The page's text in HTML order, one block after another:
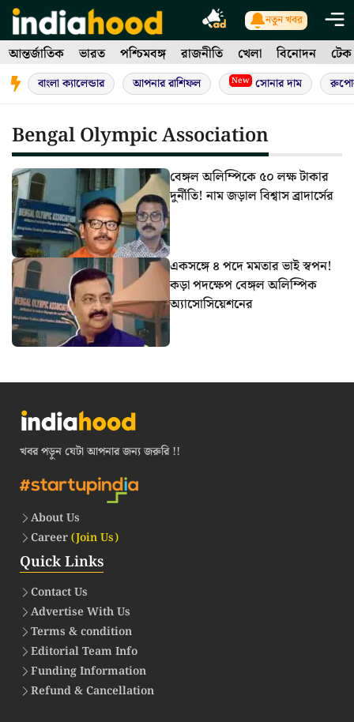
Skip
to
content
নতুন খবর
আন্তর্জাতিক ভারত পশ্চিমবঙ্গ রাজনীতি খেলা বিনোদন টেক
বাংলা ক্যালেন্ডার আপনার রাশিফল New সোনার দাম
Bengal Olympic Association
বেঙ্গল অলিম্পিকে ৫০ লক্ষ টাকার
দুর্নীতি! নাম জড়াল বিশ্বাস ব্রাদার্সের
একসঙ্গে ৪ পদে মমতার ভাই স্বপন!
কড়া পদক্ষেপ বেঙ্গল অলিম্পিক
অ্যাসোসিয়েশনের
খবর পড়ুন যেটা আপনার জন্য জরুরি !!
About Us
Career(Join Us)
Quick Links
Contact Us
Advertise With Us
Terms & condition
Editorial Team Info
Funding Information
Refund & Cancellation